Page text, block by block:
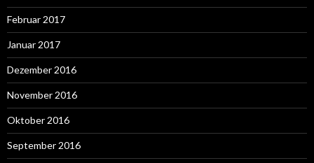
Februar 2017
Januar 2017
Dezember 2016
November 2016
Oktober 2016
September 2016